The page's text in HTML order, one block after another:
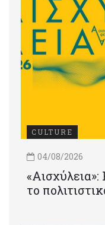
CULTURE
04/08/2026
το